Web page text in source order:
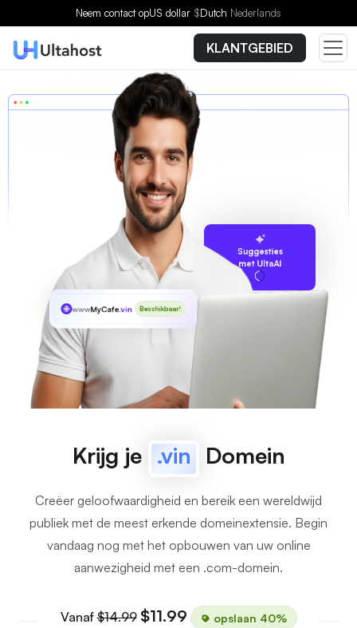
Neem contact opUS dollar $Dutch Nederlands
KLANTGEBIED
Suggesties
met UltaAI
wwwMyCafe.vin Beschikbaar!
Krijg je .vin Domein
Creëer geloofwaardigheid en bereik een wereldwijd
publiek met de meest erkende domeinextensie. Begin
vandaag nog met het opbouwen van uw online
aanwezigheid met een .com-domein.
Vanaf$14.99 $11.99 opslaan 40%